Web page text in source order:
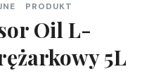
PRODUKT
Oil L-
5L